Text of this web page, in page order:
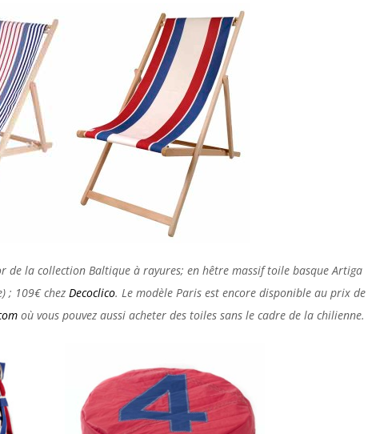
la collection Baltique à rayures; en hêtre massif toile basque Artiga
; 109€ chez Decoclico. Le modèle Paris est encore disponible au prix de
où vous pouvez aussi acheter des toiles sans le cadre de la chilienne.